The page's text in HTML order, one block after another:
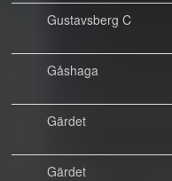
Gustavsberg C
Gåshaga
Gärdet
Gärdet